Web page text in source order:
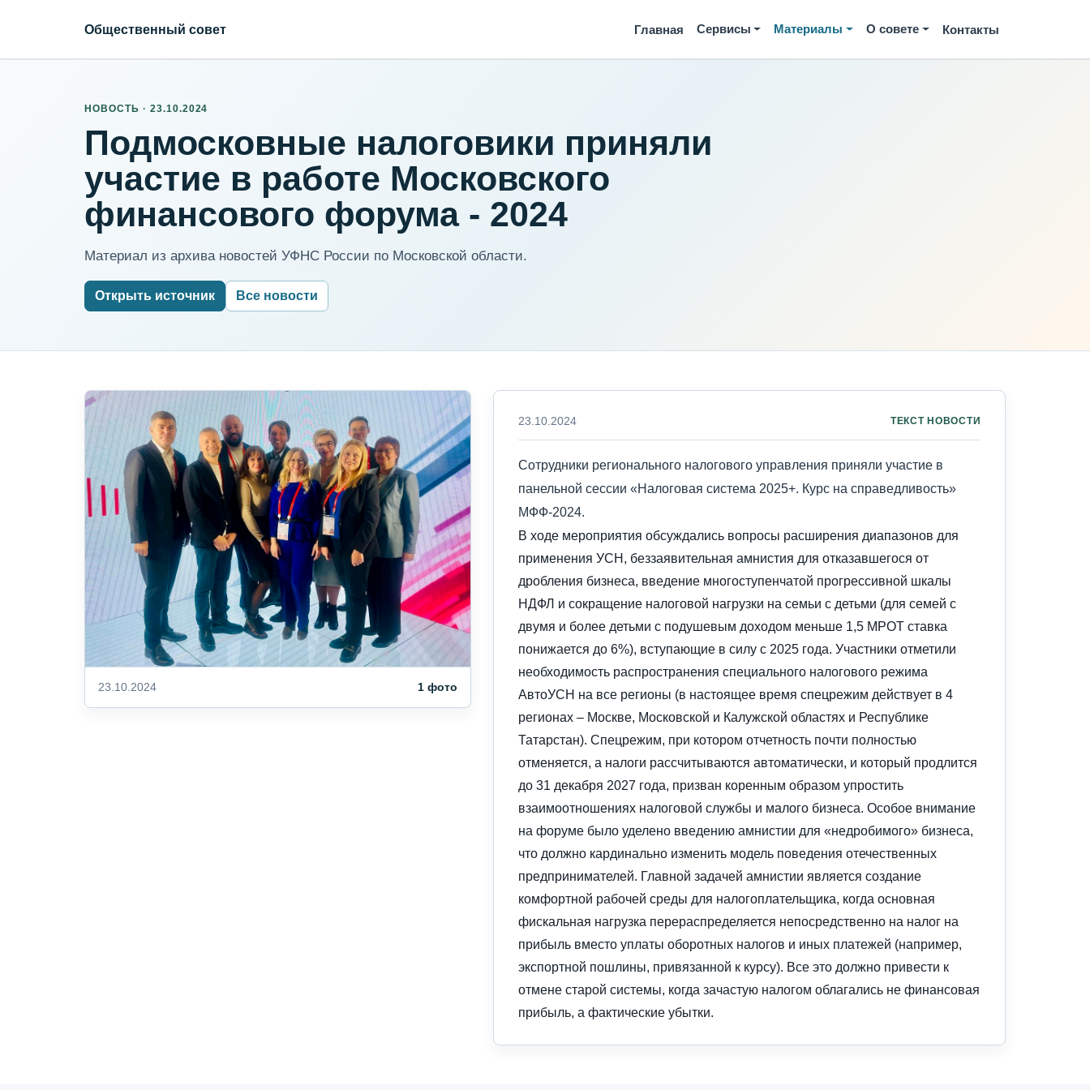
Общественный совет Главная Сервисы Материалы О совете Контакты
НОВОСТЬ · 23.10.2024
Подмосковные налоговики приняли
участие в работе Московского
финансового форума - 2024
Материал из архива новостей УФНС России по Московской области.
Открыть источник Все новости
23.10.2024 1 фото
23.10.2024 ТЕКСТ НОВОСТИ
Сотрудники регионального налогового управления приняли участие в
панельной сессии «Налоговая система 2025+. Курс на справедливость»
МФФ-2024.
В ходе мероприятия обсуждались вопросы расширения диапазонов для
применения УСН, беззаявительная амнистия для отказавшегося от
дробления бизнеса, введение многоступенчатой прогрессивной шкалы
НДФЛ и сокращение налоговой нагрузки на семьи с детьми (для семей с
двумя и более детьми с подушевым доходом меньше 1,5 МРОТ ставка
понижается до 6%), вступающие в силу с 2025 года. Участники отметили
необходимость распространения специального налогового режима
АвтоУСН на все регионы (в настоящее время спецрежим действует в 4
регионах – Москве, Московской и Калужской областях и Республике
Татарстан). Спецрежим, при котором отчетность почти полностью
отменяется, а налоги рассчитываются автоматически, и который продлится
до 31 декабря 2027 года, призван коренным образом упростить
взаимоотношениях налоговой службы и малого бизнеса. Особое внимание
на форуме было уделено введению амнистии для «недробимого» бизнеса,
что должно кардинально изменить модель поведения отечественных
предпринимателей. Главной задачей амнистии является создание
комфортной рабочей среды для налогоплательщика, когда основная
фискальная нагрузка перераспределяется непосредственно на налог на
прибыль вместо уплаты оборотных налогов и иных платежей (например,
экспортной пошлины, привязанной к курсу). Все это должно привести к
отмене старой системы, когда зачастую налогом облагались не финансовая
прибыль, а фактические убытки.